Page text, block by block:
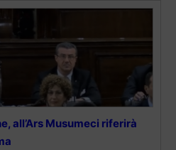
all’Ars Musumeci riferirà